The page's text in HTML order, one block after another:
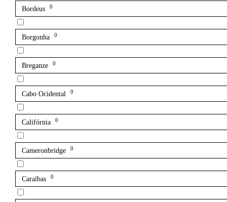
Bordeus 0
Borgonha 0
Breganze 0
Cabo Ocidental 0
Califórnia 0
Cameronbridge 0
Caraíbas 0